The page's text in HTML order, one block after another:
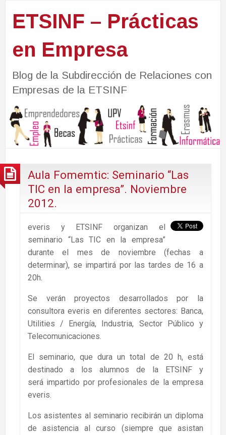
ETSINF – Prácticas
en Empresa
Blog de la Subdirección de Relaciones con
Empresas de la ETSINF
Aula Fomemtic: Seminario “Las
TIC en la empresa”. Noviembre
2012.
everis y ETSINF organizan el
seminario “Las TIC en la empresa”
durante el mes de noviembre (fechas a
determinar), se impartirá por las tardes de 16 a
20h.
Se verán proyectos desarrollados por la
consultora everis en diferentes sectores: Banca,
Utilities / Energía, Industria, Sector Público y
Telecomunicaciones.
El seminario, que dura un total de 20 h, está
destinado a los alumnos de la ETSINF y
será impartido por profesionales de la empresa
everis.
Los asistentes al seminario recibirán un diploma
de asistencia al curso (siempre que asistan